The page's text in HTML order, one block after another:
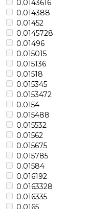
0.0143616
0.014388
0.01452
0.0145728
0.01496
0.015015
0.015136
0.01518
0.015345
0.0153472
0.0154
0.015488
0.015532
0.01562
0.015675
0.015785
0.01584
0.016192
0.0163328
0.016335
0.0165